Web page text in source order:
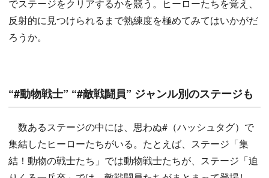
でステージをクリアするかを競う。ヒーローたちを覚え、
反射的に見つけられるまで熟練度を極めてみてはいかがだ
ろうか。
“#動物戦士” “#敵戦闘員” ジャンル別のステージも
数あるステージの中には、思わぬ#（ハッシュタグ）で
集結したヒーローたちがいる。たとえば、ステージ「集
結！動物の戦士たち」では動物戦士たちが、ステージ「迫